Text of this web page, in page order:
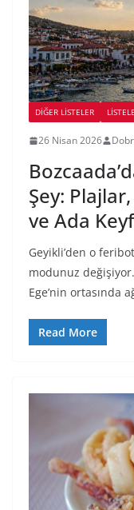
DIĞER LISTELER
26 Nisan 2026
Şey:
ve Ada
Geyikli’den o
modunuz
Ege’nin ortasında
Read More